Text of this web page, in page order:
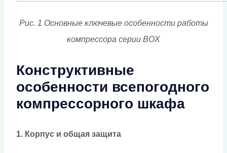
Рис. 1 Основные ключевые особенности работы
компрессора серии BOX
Конструктивные
особенности всепогодного
компрессорного шкафа
1. Корпус и общая защита